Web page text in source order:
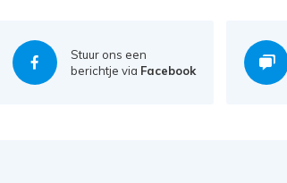
Stuur ons een
berichtje via Facebook